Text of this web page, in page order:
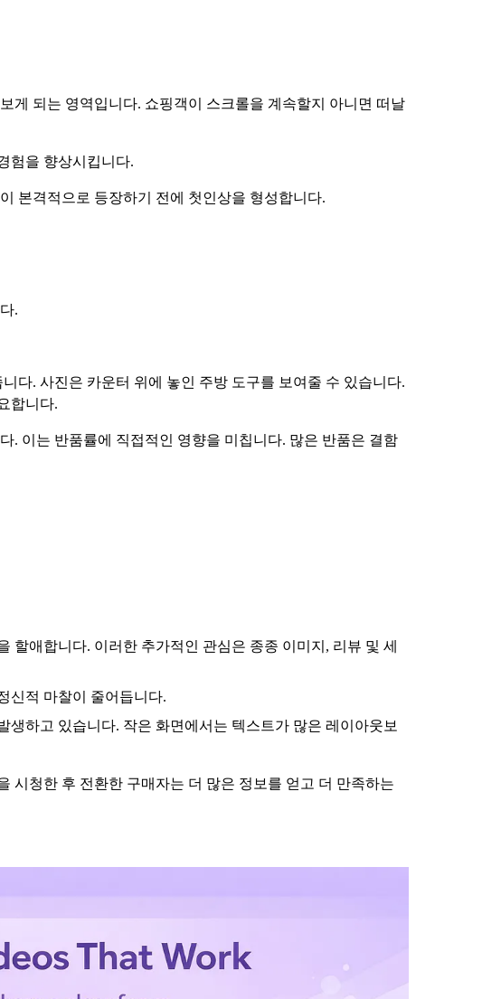
게 되는 영역입니다. 쇼핑객이 스크롤을 계속할지 아니면 떠날
험을 향상시킵니다.
본격적으로 등장하기 전에 첫인상을 형성합니다.
.
다. 사진은 카운터 위에 놓인 주방 도구를 보여줄 수 있습니다.
합니다.
. 이는 반품률에 직접적인 영향을 미칩니다. 많은 반품은 결함
할애합니다. 이러한 추가적인 관심은 종종 이미지, 리뷰 및 세
신적 마찰이 줄어듭니다.
하고 있습니다. 작은 화면에서는 텍스트가 많은 레이아웃보
시청한 후 전환한 구매자는 더 많은 정보를 얻고 더 만족하는